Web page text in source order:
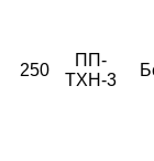
250
ПП-
ТХН-3